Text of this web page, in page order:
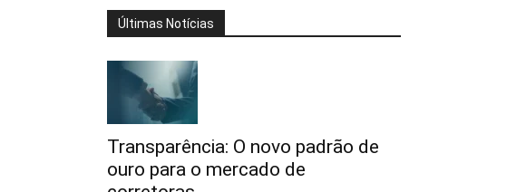
Últimas Notícias
Transparência: O novo padrão de
ouro para o mercado de